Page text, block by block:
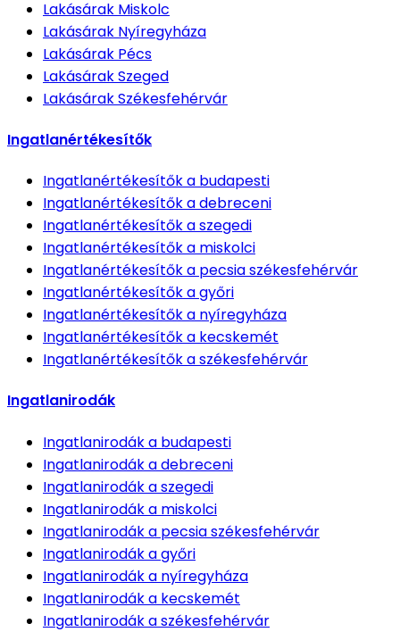
Lakásárak Miskolc
Lakásárak Nyíregyháza
Lakásárak Pécs
LakásárakSzeged
LakásárakSzékesfehérvár
Ingatlanértékesítők
Ingatlanértékesítőka budapesti
Ingatlanértékesítőka debreceni
Ingatlanértékesítőka szegedi
Ingatlanértékesítőka miskolci
Ingatlanértékesítőka pecsia székesfehérvár
Ingatlanértékesítőka győri
Ingatlanértékesítőka nyíregyháza
Ingatlanértékesítőka kecskemét
Ingatlanértékesítőka székesfehérvár
Ingatlanirodák
Ingatlanirodáka budapesti
Ingatlanirodáka debreceni
Ingatlanirodáka szegedi
Ingatlanirodáka miskolci
Ingatlanirodáka pecsia székesfehérvár
Ingatlanirodáka győri
Ingatlanirodáka nyíregyháza
Ingatlanirodáka kecskemét
Ingatlanirodáka székesfehérvár